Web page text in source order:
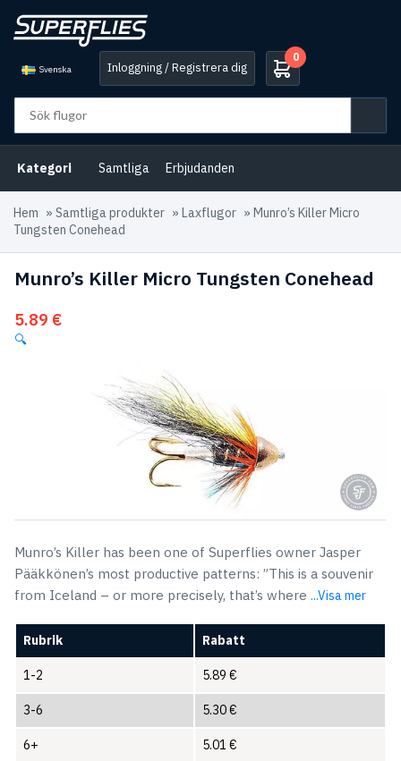
Svenska Inloggning / Registrera dig
0
Kategori Samtliga Erbjudanden
Hem » Samtliga produkter » Laxflugor » Munro’s Killer Micro
Tungsten Conehead
Munro’s Killer Micro Tungsten Conehead
5.89 €
🔍
Munro’s Killer has been one of Superflies owner Jasper
Pääkkönen’s most productive patterns: ”This is a souvenir
from Iceland – or more precisely, that’s where ...Visa mer
Rubrik Rabatt
1-2 5.89 €
3-6 5.30€
6+ 5.01 €